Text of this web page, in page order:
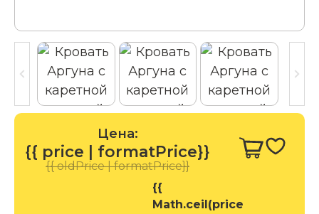
Цена:
{{ price | formatPrice}}
{{ oldPrice | formatPrice}}
{{
Math.ceil(price